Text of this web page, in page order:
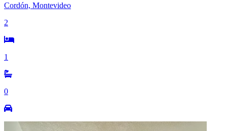
Cordón, Montevideo
2
1
0